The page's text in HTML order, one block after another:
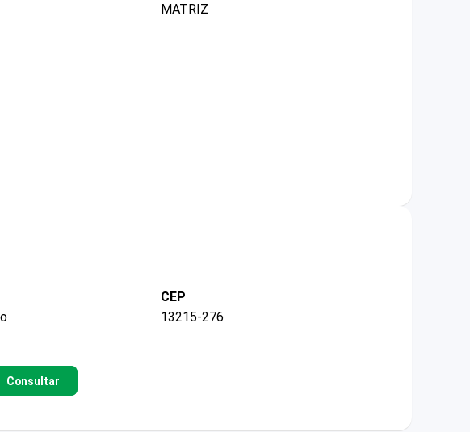
MATRIZ
CEP
13215-276
Consultar